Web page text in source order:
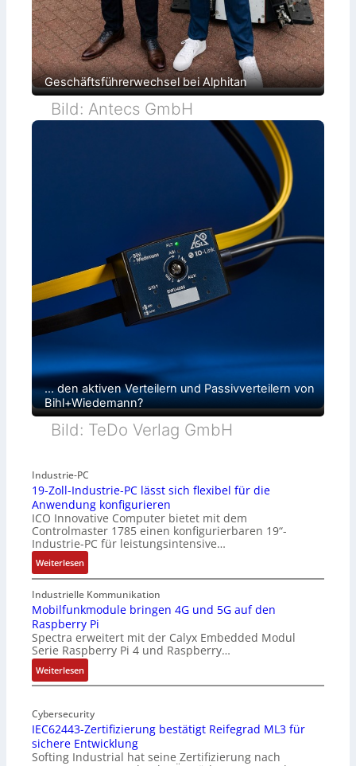
Geschäftsführerwechsel bei Alphitan
Bild: Antecs GmbH
… den aktiven Verteilern und Passivverteilern von
Bihl+Wiedemann?
Bild: TeDo Verlag GmbH
Industrie-PC
19-Zoll-Industrie-PC lässt sich flexibel für die
Anwendung konfigurieren
ICO Innovative Computer bietet mit dem
Controlmaster 1785 einen konfigurierbaren 19“-
Industrie-PC für leistungsintensive…
Weiterlesen:
1
9
-
Z
o
l
l
-
n
d
u
s
Industrielle Kommunikation
Mobilfunkmodule bringen 4G und 5G auf den
Raspberry Pi
Spectra erweitert mit der Calyx Embedded Modul
Serie Raspberry Pi 4 und Raspberry…
Weiterlesen:
M
b
i
l
f
Cybersecurity
IEC62443-Zertifizierung bestätigt Reifegrad ML3 für
sichere Entwicklung
Softing Industrial hat seine Zertifizierung nach